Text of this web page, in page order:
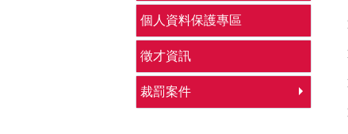
個人資料保護專區
徵才資訊
裁罰案件